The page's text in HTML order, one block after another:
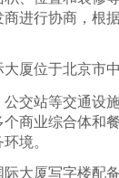
进行协商，根
厦位于北京市
交站等交通设
商业综合体和
境。
大厦写字楼配